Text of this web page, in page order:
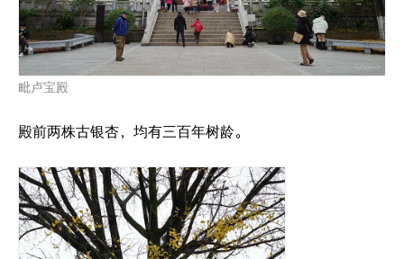
毗卢宝殿
殿前两株古银杏，均有三百年树龄。